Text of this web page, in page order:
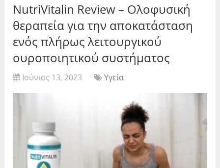
NutriVitalin Review – Ολοφυσική
θεραπεία για την αποκατάσταση
ενός πλήρως λειτουργικού
ουροποιητικού συστήματος
Ιούνιος 13, 2023 Υγεία